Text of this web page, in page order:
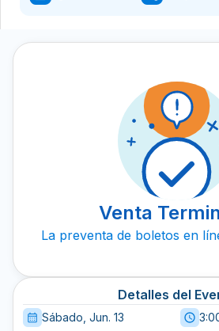
Venta
La preventa de boletos en
Detalles del
Sábado, Jun. 13